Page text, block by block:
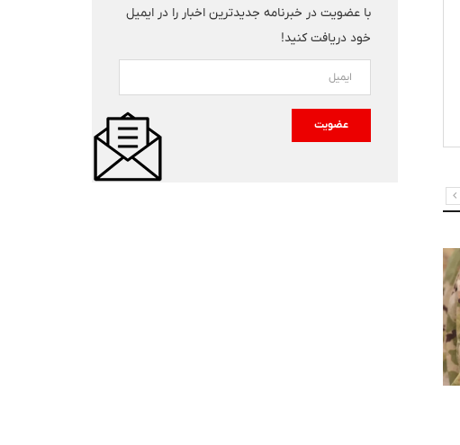
با عضویت در خبرنامه جدیدترین اخبار را در ایمیل
خود دریافت کنید!
عضویت